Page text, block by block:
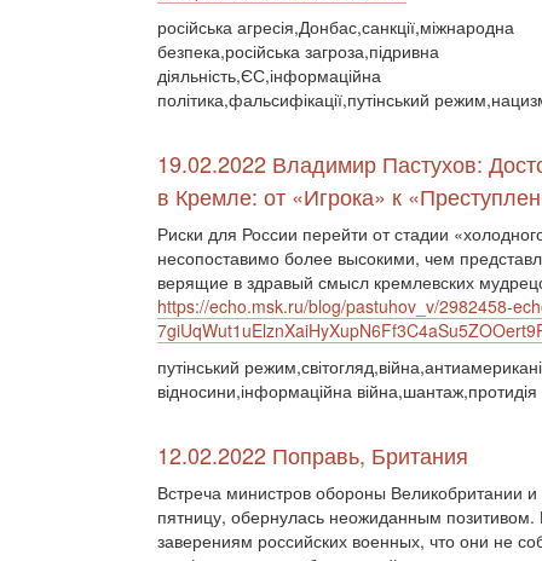
російська агресія,Донбас,санкції,міжнародна
безпека,російська загроза,підривна
діяльність,ЄС,інформаційна
політика,фальсифікації,путінський
19.02.2022 Владимир Пастухов:
в Кремле: от «Игрока» к
Риски для России перейти от стадии
несопоставимо более высокими, чем
верящие в здравый смысл кремлевских
https://echo.msk.ru/blog/pastuhov_v/2982458-
путінський
відносини,інформаційна
12.02.2022 Поправь, Британия
Встреча министров обороны Великобритании
пятницу, обернулась неожиданным
заверениям российских военных, что они не